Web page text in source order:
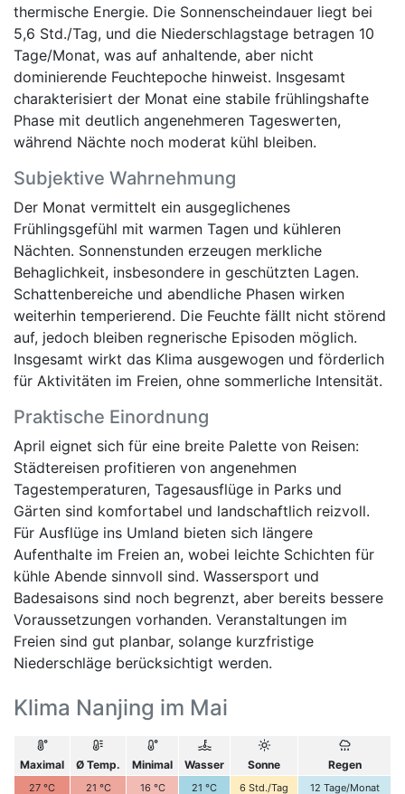
thermische Energie. Die Sonnenscheindauer liegt bei
5,6 Std./Tag, und die Niederschlagstage betragen 10
Tage/Monat, was auf anhaltende, aber nicht
dominierende Feuchtepoche hinweist. Insgesamt
charakterisiert der Monat eine stabile frühlingshafte
Phase mit deutlich angenehmeren Tageswerten,
während Nächte noch moderat kühl bleiben.
Subjektive Wahrnehmung
Der Monat vermittelt ein ausgeglichenes
Frühlingsgefühl mit warmen Tagen und kühleren
Nächten. Sonnenstunden erzeugen merkliche
Behaglichkeit, insbesondere in geschützten Lagen.
Schattenbereiche und abendliche Phasen wirken
weiterhin temperierend. Die Feuchte fällt nicht störend
auf, jedoch bleiben regnerische Episoden möglich.
Insgesamt wirkt das Klima ausgewogen und förderlich
für Aktivitäten im Freien, ohne sommerliche Intensität.
Praktische Einordnung
April eignet sich für eine breite Palette von Reisen:
Städtereisen profitieren von angenehmen
Tagestemperaturen, Tagesausflüge in Parks und
Gärten sind komfortabel und landschaftlich reizvoll.
Für Ausflüge ins Umland bieten sich längere
Aufenthalte im Freien an, wobei leichte Schichten für
kühle Abende sinnvoll sind. Wassersport und
Badesaisons sind noch begrenzt, aber bereits bessere
Voraussetzungen vorhanden. Veranstaltungen im
Freien sind gut planbar, solange kurzfristige
Niederschläge berücksichtigt werden.
Klima Nanjing im Mai
Maximal Ø Temp. Minimal Wasser Sonne Regen
27 °C 21 °C 16 °C 21 °C 6 Std./Tag 12 Tage/Monat